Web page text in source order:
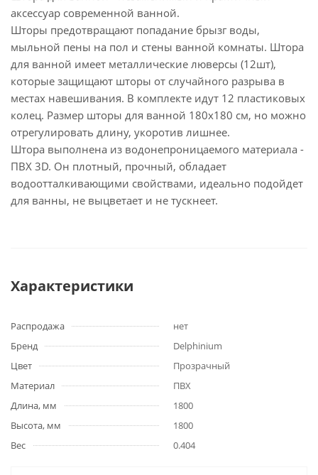
аксессуар современной ванной.
Шторы предотвращают попадание брызг воды,
мыльной пены на пол и стены ванной комнаты. Штора
для ванной имеет металлические люверсы (12шт),
которые защищают шторы от случайного разрыва в
местах навешивания. В комплекте идут 12 пластиковых
колец. Размер шторы для ванной 180х180 см, но можно
отрегулировать длину, укоротив лишнее.
Штора выполнена из водонепроницаемого материала -
ПВХ 3D. Он плотный, прочный, обладает
водоотталкивающими свойствами, идеально подойдет
для ванны, не выцветает и не тускнеет.
Характеристики
Распродажа
нет
Бренд
Delphinium
Цвет
Прозрачный
Материал
ПВХ
Длина, мм
1800
Высота, мм
1800
Вес
0.404